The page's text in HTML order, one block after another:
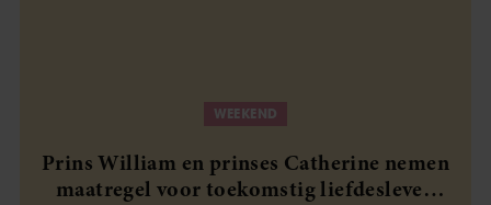
WEEKEND
Prins William en prinses Catherine nemen
maatregel voor toekomstig liefdesleven